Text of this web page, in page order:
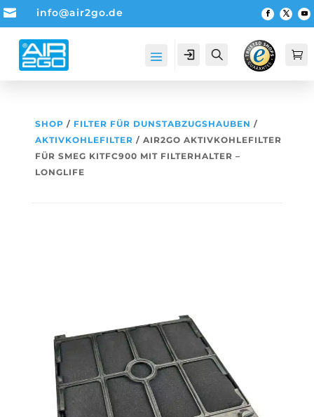
 info@air2go.de
Account Suche 
SHOP / FILTER FÜR DUNSTABZUGSHAUBEN /
AKTIVKOHLEFILTER / AIR2GO AKTIVKOHLEFILTER
FÜR SMEG KITFC900 MIT FILTERHALTER –
LONGLIFE